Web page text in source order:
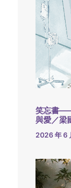
笑忘書
與愛／梁
2026 年 6